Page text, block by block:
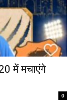
में मचाएंगे
0